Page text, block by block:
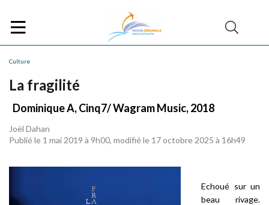
Culture
La fragilité
Dominique A, Cinq7/ Wagram Music, 2018
Joël Dahan
Publié le 1 mai 2019 à 9h00, modifié le 17 octobre 2025 à 16h49
Echoué sur un
beau rivage.